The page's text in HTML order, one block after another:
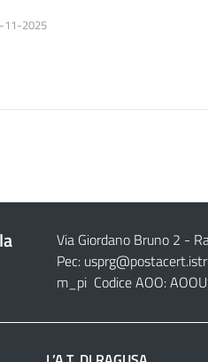
11-2025
Via Giordano Bruno 2 -
Pec:
m_pi Codice AOO: